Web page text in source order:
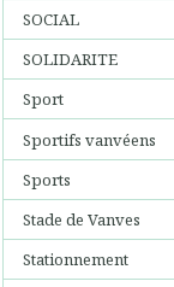
SOCIAL
SOLIDARITE
Sport
Sportifs vanvéens
Sports
Stade de Vanves
Stationnement